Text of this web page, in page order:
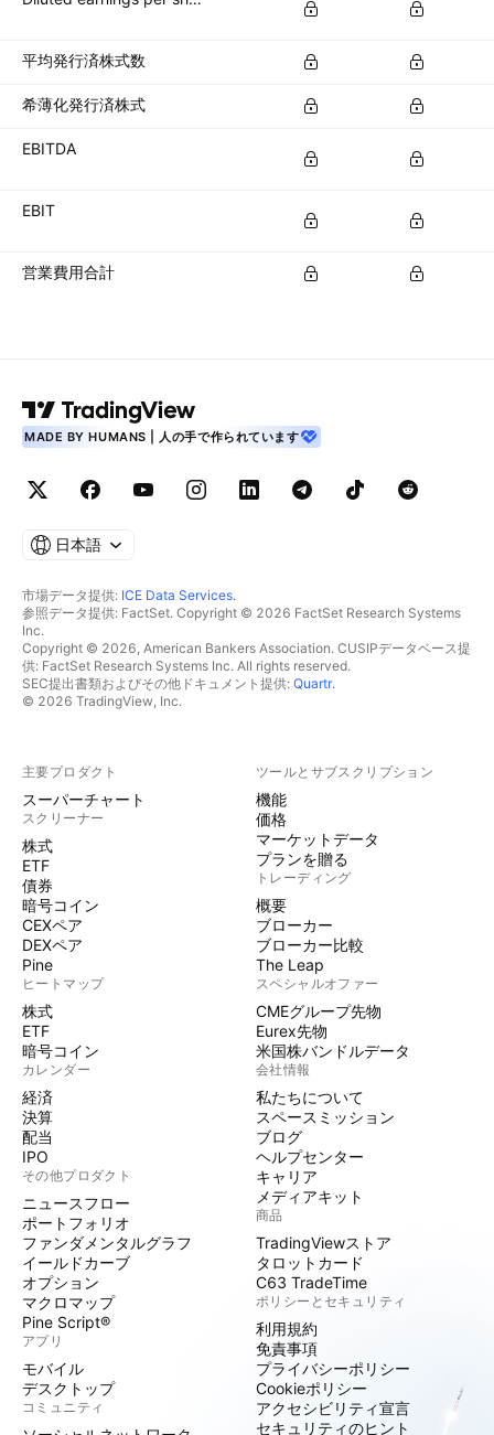
平均発行済株式数
希薄化発行済株式
EBITDA
EBIT
営業費用合計
MADE BY HUMANS | 人の手で作られています
日本語
市場データ提供: ICE Data Services.
参照データ提供: FactSet. Copyright © 2026 FactSet Research Systems
Inc.
Copyright © 2026, American Bankers Association. CUSIPデータベース提
供: FactSet Research Systems Inc. All rights reserved.
SEC提出書類およびその他ドキュメント提供: Quartr.
© 2026 TradingView, Inc.
主要プロダクト
スーパーチャート
スクリーナー
株式
ETF
債券
暗号コイン
CEXペア
DEXペア
Pine
ヒートマップ
株式
ETF
暗号コイン
カレンダー
経済
決算
配当
IPO
その他プロダクト
ニュースフロー
ポートフォリオ
ファンダメンタルグラフ
イールドカーブ
オプション
マクロマップ
Pine Script®
アプリ
モバイル
デスクトップ
コミュニティ
ツールとサブスクリプション
機能
価格
マーケットデータ
プランを贈る
トレーディング
概要
ブローカー
ブローカー比較
The Leap
スペシャルオファー
CMEグループ先物
Eurex先物
米国株バンドルデータ
会社情報
私たちについて
スペースミッション
ブログ
ヘルプセンター
キャリア
メディアキット
商品
TradingViewストア
タロットカード
C63 TradeTime
ポリシーとセキュリティ
利用規約
免責事項
プライバシーポリシー
Cookieポリシー
アクセシビリティ宣言
セキュリティのヒント